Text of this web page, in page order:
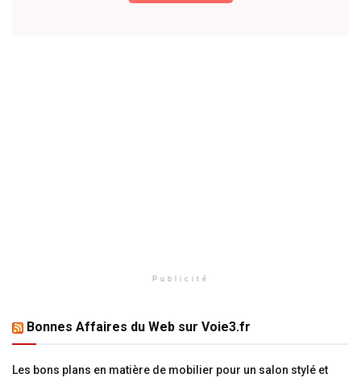
Publicité
Bonnes Affaires du Web sur Voie3.fr
Les bons plans en matière de mobilier pour un salon stylé et